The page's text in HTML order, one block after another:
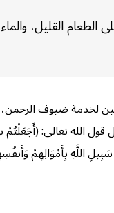
القليل،
لخدمة ضيوف
الله تعالى:
اللَّهِ بِأَمْوَالِهِمْ